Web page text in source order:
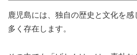
鹿児島には、独自の歴史と文化を
多く存在します。